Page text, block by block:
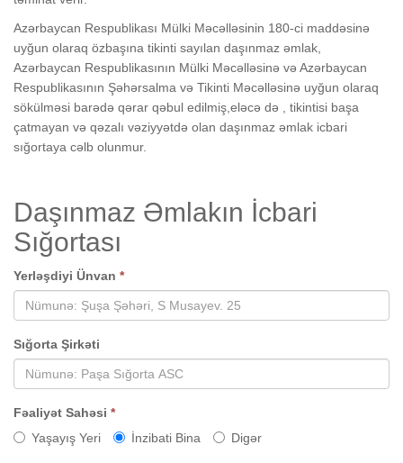
Azərbaycan Respublikası Mülki Məcəlləsinin 180-ci maddəsinə
uyğun olaraq özbaşına tikinti sayılan daşınmaz əmlak,
Azərbaycan Respublikasının Mülki Məcəlləsinə və Azərbaycan
Respublikasının Şəhərsalma və Tikinti Məcəlləsinə uyğun olaraq
sökülməsi barədə qərar qəbul edilmiş,eləcə də , tikintisi başa
çatmayan və qəzalı vəziyyətdə olan daşınmaz əmlak icbari
sığortaya cəlb olunmur.
Daşınmaz Əmlakın İcbari
Sığortası
Yerləşdiyi Ünvan *
Sığorta Şirkəti
Fəaliyət Sahəsi *
Yaşayış Yeri
İnzibati Bina Digər